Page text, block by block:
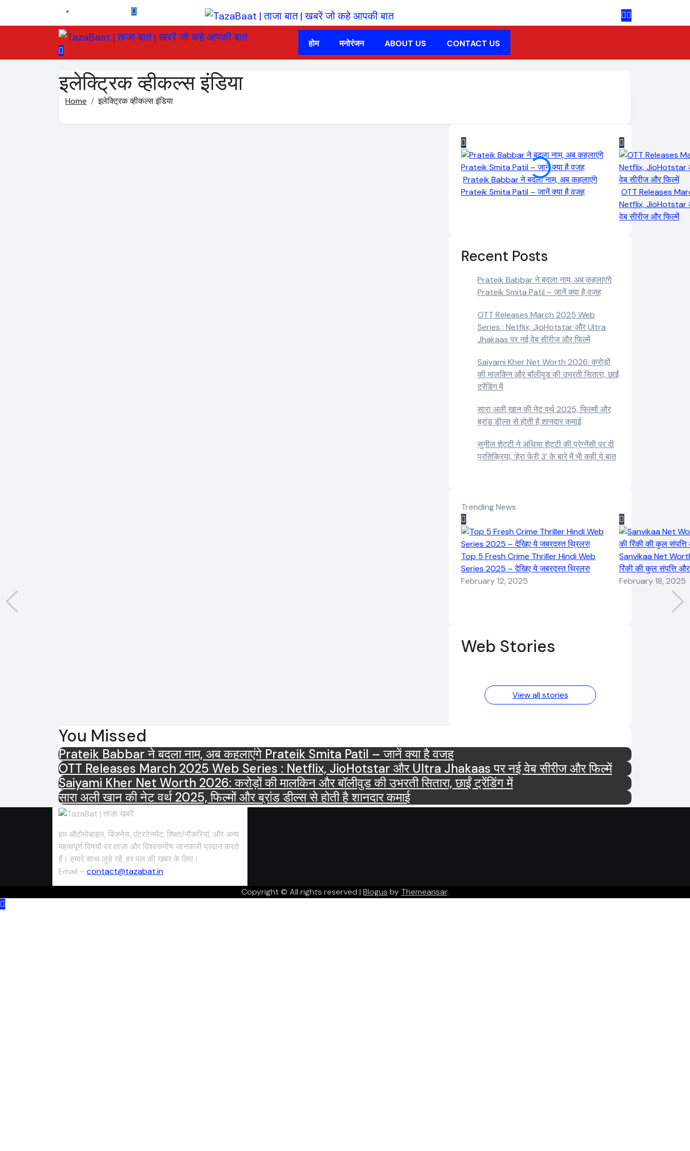
होम
मनोरंजन ABOUT US CONTACT US
इलेक्ट्रिक व्हीकल्स इंडिया
Home इलेक्ट्रिक व्हीकल्स इंडिया
Prateik Babbar ने बदला नाम, अब कहलाएंगे
Prateik Smita Patil – जानें क्या है वजह
OTT Releases
Netflix, JioHotstar
वेब सीरीज और फिल्में
Recent Posts
Prateik Babbar ने बदला नाम, अब कहलाएंगे
Prateik Smita Patil – जानें क्या है वजह
OTT Releases March 2025 Web
Series : Netflix, JioHotstar और Ultra
Jhakaas पर नई वेब सीरीज और फिल्में
Saiyami Kher Net Worth 2026: करोड़ों
की मालकिन और बॉलीवुड की उभरती सितारा, छाईं
ट्रेंडिंग में
सारा अली खान की नेट वर्थ 2025, फिल्मों और
ब्रांड डील्स से होती है शानदार कमाई
सुनील शेट्टी ने अथिया शेट्टी की प्रेग्नेंसी पर दी
प्रतिक्रिया, ‘हेरा फेरी 3’ के बारे में भी कही ये बात
Trending News
Top 5 Fresh Crime Thriller Hindi Web
Series 2025 – देखिए ये जबरदस्त थ्रिलर!
February 12, 2025
Sanvikaa Net Worth
रिंकी की कुल संपत्ति
February 18, 2025
Web Stories
Elvish Yadav:
Pooja Hegde
वर्थ 2025 तक!
View all stories
You Missed
Prateik Babbar ने बदला नाम, अब कहलाएंगे Prateik Smita Patil – जानें क्या है वजह
OTT Releases March 2025 Web Series : Netflix, JioHotstar और Ultra Jhakaas पर नई वेब सीरीज और फिल्में
Saiyami Kher Net Worth 2026: करोड़ों की मालकिन और बॉलीवुड की उभरती सितारा, छाईं ट्रेंडिंग में
सारा अली खान की नेट वर्थ 2025, फिल्मों और ब्रांड डील्स से होती है शानदार कमाई
हम ऑटोमोबाइल, बिज़नेस, एंटरटेनमेंट, शिक्षा/नौकरियां, और अन्य
महत्वपूर्ण विषयों पर ताज़ा और विश्वसनीय जानकारी प्रदान करते
हैं। हमारे साथ जुड़े रहें, हर पल की खबर के लिए।
Email – contact@tazabat.in
Copyright © All rights reserved | Blogus by Themeansar.